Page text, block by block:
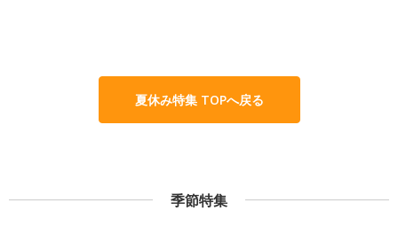
夏休み特集 TOPへ戻る
季節特集